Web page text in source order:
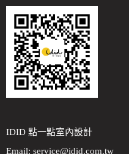
IDID 點一點室內設計
Email: service@idid.com.tw